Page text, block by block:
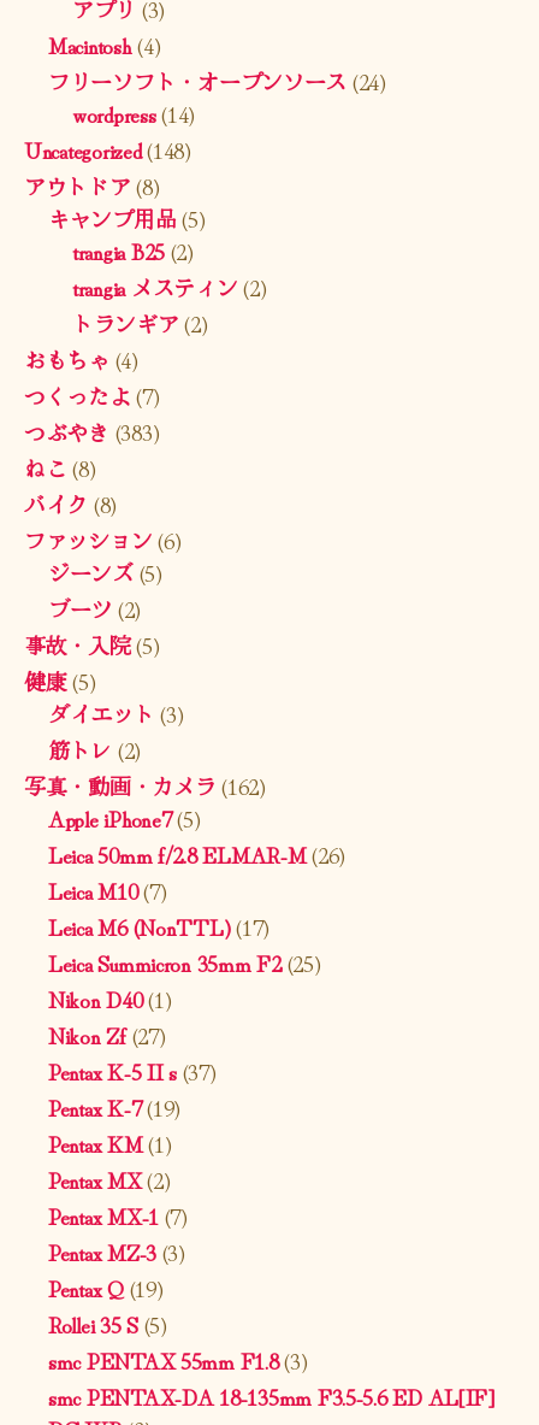
アプリ (3)
Macintosh(4)
フリーソフト・オープンソース (24)
wordpress(14)
Uncategorized(148)
アウトドア(8)
キャンプ用品(5)
trangia B25(2)
trangia メスティン(2)
トランギア(2)
おもちゃ (4)
つくったよ(7)
つぶやき (383)
ねこ (8)
バイク (8)
ファッション(6)
ジーンズ(5)
ブーツ (2)
事故・入院(5)
健康(5)
ダイエット (3)
筋トレ (2)
写真・動画・カメラ (162)
Apple iPhone7(5)
Leica 50mm f/2.8 ELMAR-M(26)
Leica M10(7)
Leica M6 (NonTTL)(17)
Leica Summicron 35mm F2(25)
Nikon D40(1)
Nikon Zf(27)
Pentax K-5 II s(37)
Pentax K-7(19)
Pentax KM(1)
Pentax MX(2)
Pentax MX-1 (7)
Pentax MZ-3(3)
Pentax Q(19)
Rollei 35 S(5)
smc PENTAX 55mm F1.8(3)
smc PENTAX-DA 18-135mm F3.5-5.6 ED AL[IF]